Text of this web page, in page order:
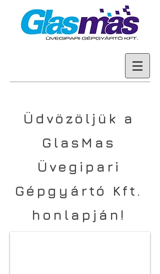
Üdvözöljük a
GlasMas
Üvegipari
Gépgyártó Kft.
honlapján!